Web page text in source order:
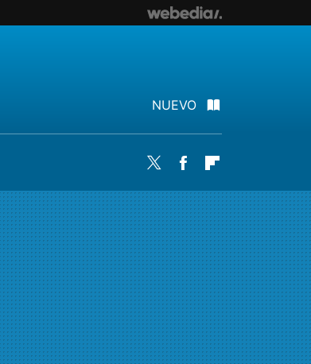
NUEVO
Twitter Facebook